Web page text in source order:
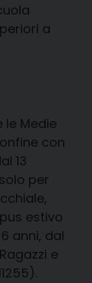
a
le Medie
con
13
per
estivo
anni, dal
e